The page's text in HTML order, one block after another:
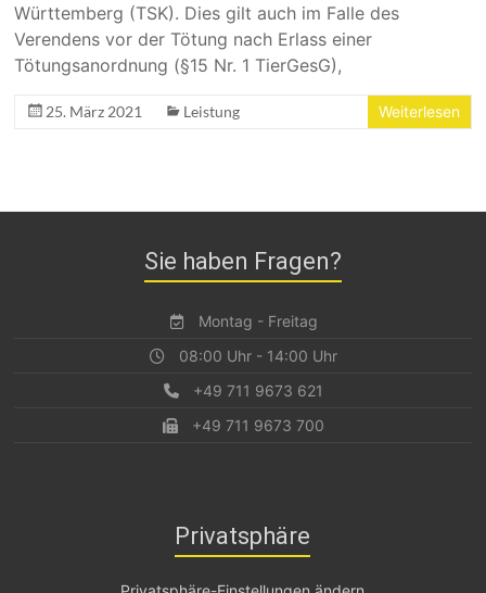
Württemberg (TSK). Dies gilt auch im Falle des
Verendens vor der Tötung nach Erlass einer
Tötungsanordnung (§15 Nr. 1 TierGesG),
25. März 2021 Leistung Weiterlesen
Sie haben Fragen?
Montag - Freitag
08:00 Uhr - 14:00 Uhr
+49 711 9673 621
+49 711 9673 700
Privatsphäre